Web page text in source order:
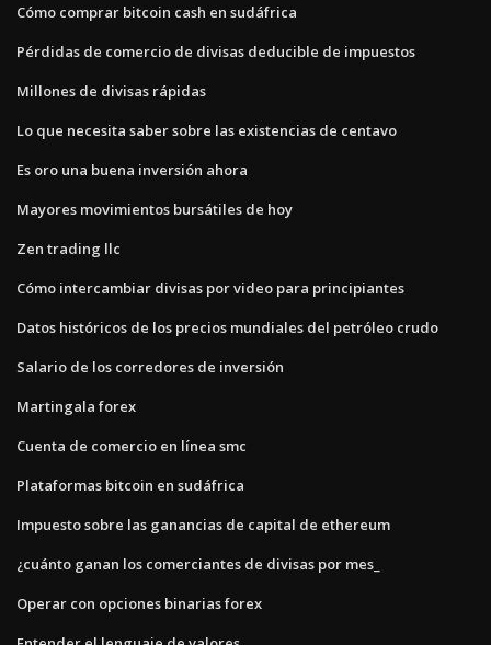
Cómo comprar bitcoin cash en sudáfrica
Pérdidas de comercio de divisas deducible de impuestos
Millones de divisas rápidas
Lo que necesita saber sobre las existencias de centavo
Es oro una buena inversión ahora
Mayores movimientos bursátiles de hoy
Zen trading llc
Cómo intercambiar divisas por video para principiantes
Datos históricos de los precios mundiales del petróleo crudo
Salario de los corredores de inversión
Martingala forex
Cuenta de comercio en línea smc
Plataformas bitcoin en sudáfrica
Impuesto sobre las ganancias de capital de ethereum
¿cuánto ganan los comerciantes de divisas por mes_
Operar con opciones binarias forex